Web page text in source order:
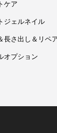
ケア
ジェルネイル
長さ出し＆リペ
オプション